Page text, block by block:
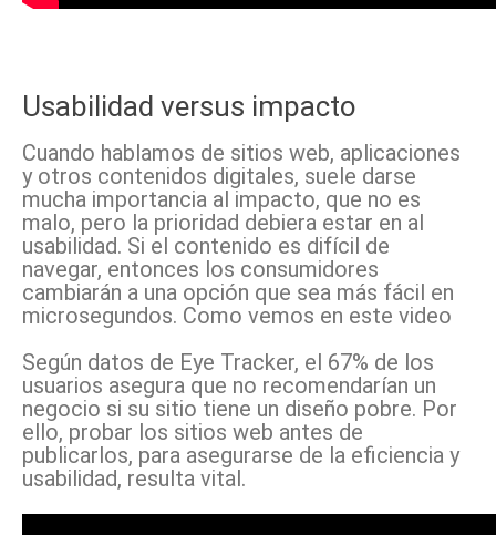
Usabilidad versus impacto
Cuando hablamos de sitios web, aplicaciones
y otros contenidos digitales, suele darse
mucha importancia al impacto, que no es
malo, pero la prioridad debiera estar en al
usabilidad. Si el contenido es difícil de
navegar, entonces los consumidores
cambiarán a una opción que sea más fácil en
microsegundos. Como vemos en este video
Según datos de Eye Tracker, el 67% de los
usuarios asegura que no recomendarían un
negocio si su sitio tiene un diseño pobre. Por
ello, probar los sitios web antes de
publicarlos, para asegurarse de la eficiencia y
usabilidad, resulta vital.